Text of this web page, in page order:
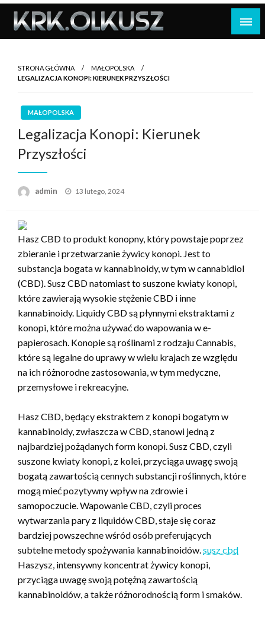
Skip
content
STRONA GŁÓWNA
MAŁOPOLSKA
LEGALIZACJA KONOPI: KIERUNEK PRZYSZŁOŚCI
MAŁOPOLSKA
Legalizacja Konopi: Kierunek
Przyszłości
admin
Opublikowane
13 lutego, 2024
Hasz CBD to produkt konopny, który powstaje poprzez
zbieranie i przetwarzanie żywicy konopi. Jest to
substancja bogata w kannabinoidy, w tym w cannabidiol
(CBD). Susz CBD natomiast to suszone kwiaty konopi,
które zawierają wysokie stężenie CBD i inne
kannabinoidy. Liquidy CBD są płynnymi ekstraktami z
konopi, które można używać do wapowania w e-
papierosach. Konopie są roślinami z rodzaju Cannabis,
które są legalne do uprawy w wielu krajach ze względu
na ich różnorodne zastosowania, w tym medyczne,
przemysłowe i rekreacyjne.
Hasz CBD, będący ekstraktem z konopi bogatym w
kannabinoidy, zwłaszcza w CBD, stanowi jedną z
najbardziej pożądanych form konopi. Susz CBD, czyli
suszone kwiaty konopi, z kolei, przyciąga uwagę swoją
bogatą zawartością cennych substancji roślinnych, które
mogą mieć pozytywny wpływ na zdrowie i
samopoczucie. Wapowanie CBD, czyli proces
wytwarzania pary z liquidów CBD, staje się coraz
bardziej powszechne wśród osób preferujących
subtelne metody spożywania kannabinoidów. susz cbd
Haszysz, intensywny koncentrat żywicy konopi,
przyciąga uwagę swoją potężną zawartością
kannabinoidów, a także różnorodnością form i smaków.